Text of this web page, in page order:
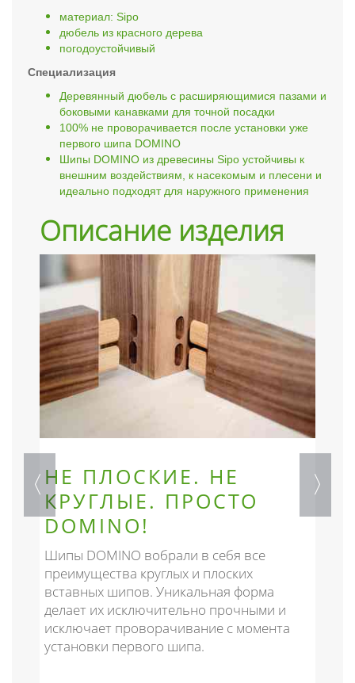
материал: Sipo
дюбель из красного дерева
погодоустойчивый
Специализация
Деревянный дюбель с расширяющимися пазами и
боковыми канавками для точной посадки
100% не проворачивается после установки уже
первого шипа DOMINO
Шипы DOMINO из древесины Sipo устойчивы к
внешним воздействиям, к насекомым и плесени и
идеально подходят для наружного применения
Описание изделия
НЕ ПЛОСКИЕ. НЕ
КРУГЛЫЕ. ПРОСТО
DOMINO!
Шипы DOMINO вобрали в себя все
преимущества круглых и плоских
вставных шипов. Уникальная форма
делает их исключительно прочными и
исключает проворачивание с момента
установки первого шипа.